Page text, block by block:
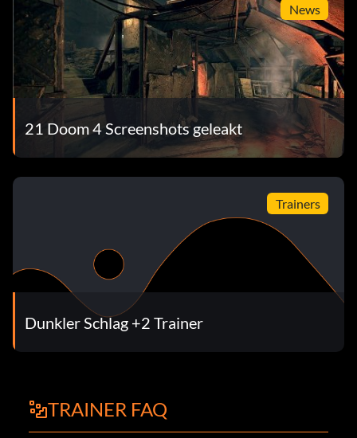
News
21 Doom 4 Screenshots geleakt
Trainers
Dunkler Schlag +2 Trainer
TRAINER FAQ